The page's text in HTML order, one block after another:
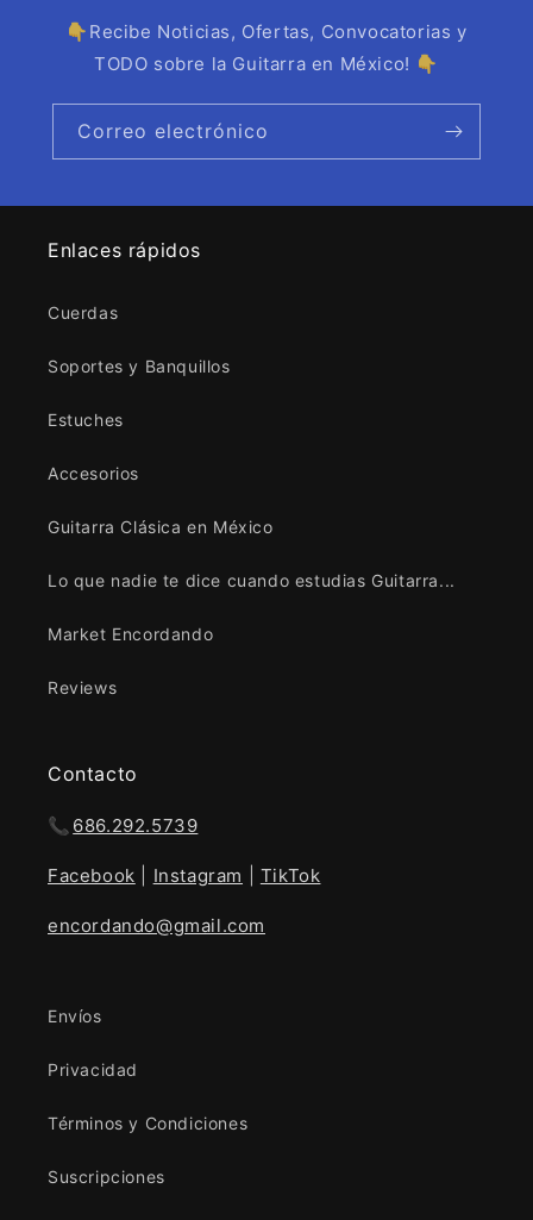
👇Recibe Noticias, Ofertas, Convocatorias y
TODO sobre la Guitarra en México! 👇
Correo electrónico
Enlaces rápidos
Cuerdas
Soportes y Banquillos
Estuches
Accesorios
Guitarra Clásica en México
Lo que nadie te dice cuando estudias Guitarra...
Market Encordando
Reviews
Contacto
📞 686.292.5739
Facebook Instagram TikTok
encordando@gmail.com
Envíos
Privacidad
Términos y Condiciones
Suscripciones